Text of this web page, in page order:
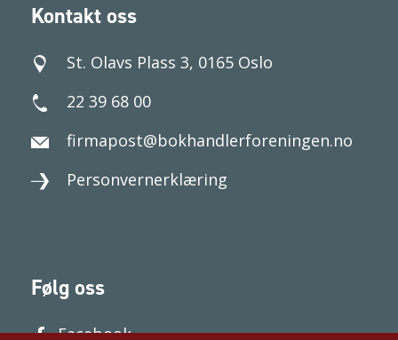
Kontakt oss
St. Olavs Plass 3, 0165 Oslo
22 39 68 00
firmapost@bokhandlerforeningen.no
Personvernerklæring
Følg oss
Facebook